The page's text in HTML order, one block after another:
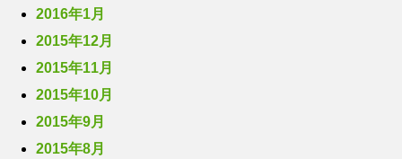
2016年1月
2015年12月
2015年11月
2015年10月
2015年9月
2015年8月